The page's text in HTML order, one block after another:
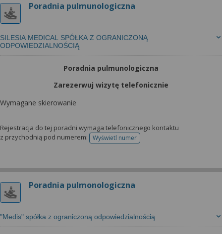
Poradnia pulmunologiczna
SILESIA MEDICAL SPÓŁKA Z OGRANICZONĄ
ODPOWIEDZIALNOŚCIĄ
Poradnia pulmunologiczna
Zarezerwuj wizytę telefonicznie
Wymagane skierowanie
Rejestracja do tej poradni wymaga telefonicznego kontaktu
z przychodnią pod numerem:
Wyświetl numertelefonu do rejestracji
Poradnia pulmonologiczna
"Medis" spółka z ograniczoną odpowiedzialnością